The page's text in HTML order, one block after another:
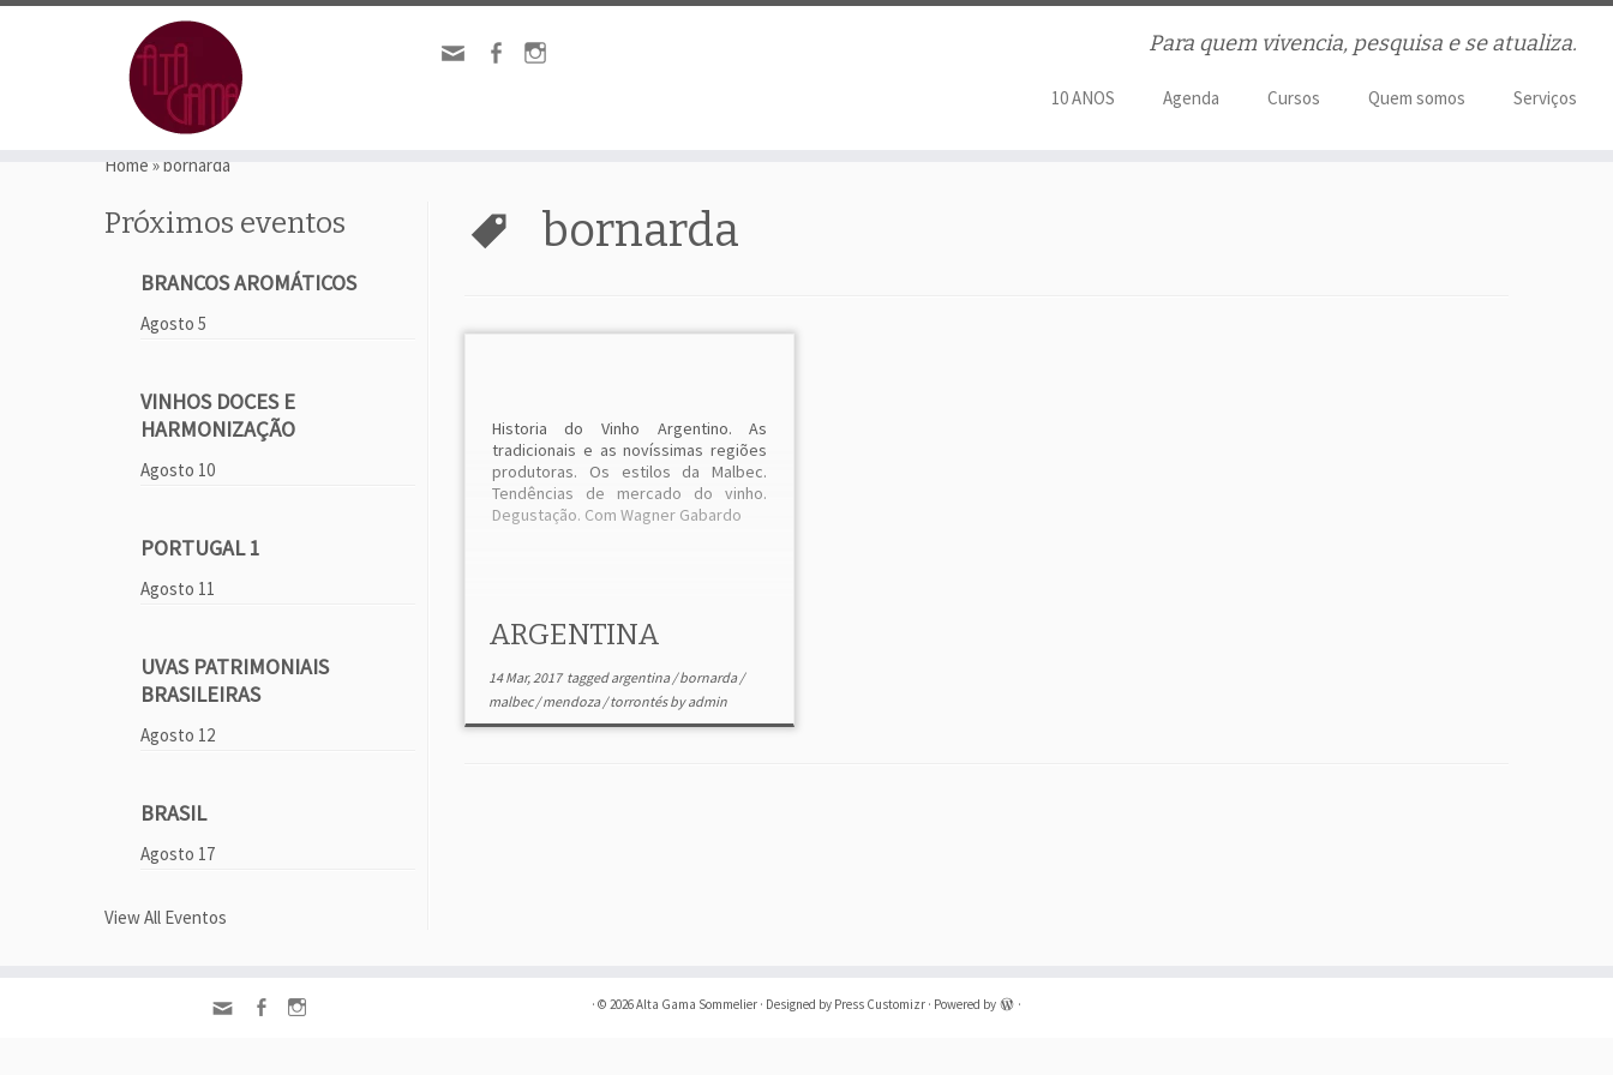
Para quem vivencia, pesquisa e se atualiza.
10 ANOS Agenda Cursos Quem somos Serviços
Home »bornarda
Próximos eventos
BRANCOS AROMÁTICOS
Agosto 5
VINHOS DOCES E
HARMONIZAÇÃO
Agosto 10
PORTUGAL 1
Agosto 11
UVAS PATRIMONIAIS
BRASILEIRAS
Agosto 12
BRASIL
Agosto 17
View All Eventos
bornarda
Historia do Vinho Argentino. As
tradicionais e as novíssimas regiões
produtoras. Os estilos da Malbec.
Tendências de mercado do vinho.
Degustação. Com Wagner Gabardo
ARGENTINA
14 Mar, 2017taggedargentina/bornarda/
malbec/mendoza/torrontésbyadmin
· © 2026Alta Gama Sommelier · Designed by Press Customizr · Powered by ·